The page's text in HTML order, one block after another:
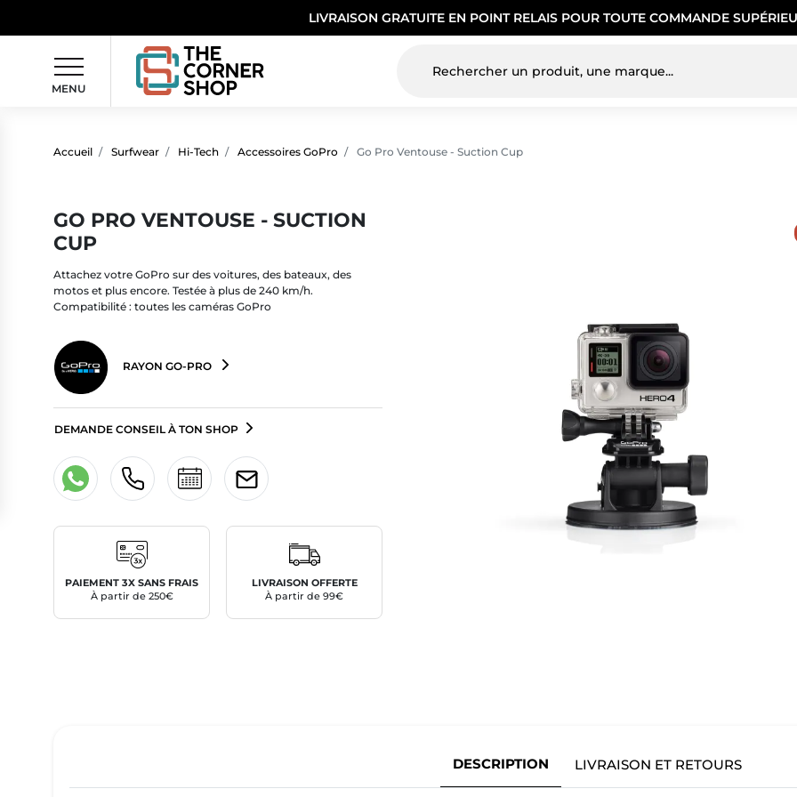
LIVRAISON GRATUITE EN POINT RELAIS POUR TOUTE COMMANDE
MENU
Accueil Surfwear Hi-Tech Accessoires GoPro Go Pro Ventouse - Suction Cup
GO PRO VENTOUSE - SUCTION
CUP
Attachez votre GoPro sur des voitures, des bateaux, des
motos et plus encore. Testée à plus de 240 km/h.
Compatibilité : toutes les caméras GoPro
RAYON GO-PRO
DEMANDE CONSEIL À TON SHOP
PAIEMENT 3X SANS FRAIS
À partir de 250€
LIVRAISON OFFERTE
À partir de 99€
DESCRIPTION LIVRAISON ET RETOURS